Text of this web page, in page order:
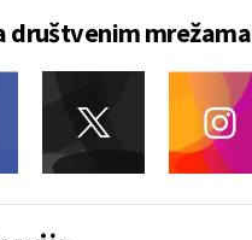
društvenim mrežama